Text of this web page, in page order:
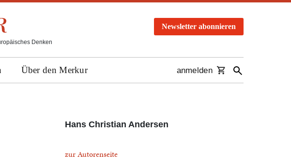
Denken
Newsletter abonnieren
Über den Merkur anmelden
Hans Christian Andersen
zur Autorenseite